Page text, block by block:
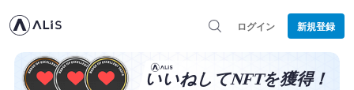
ログイン 新規登録